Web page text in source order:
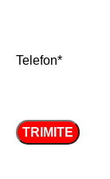
Telefon*